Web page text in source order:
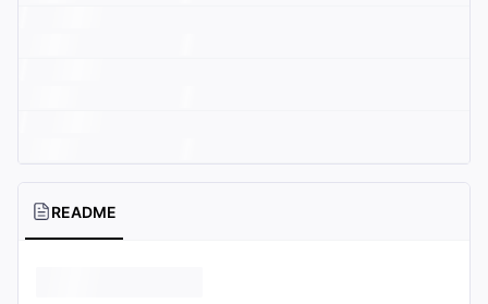
README